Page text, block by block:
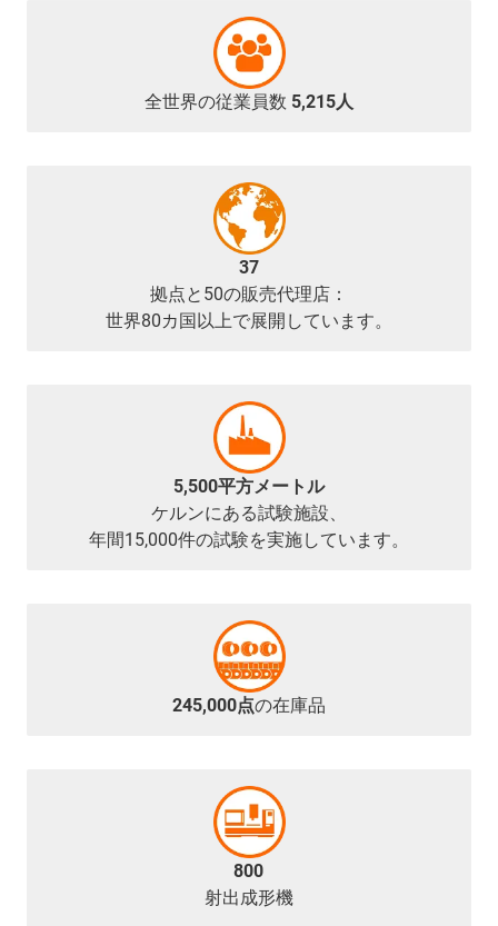
全世界の従業員数 5,215人
37
拠点と50の販売代理店：
世界80カ国以上で展開しています。
5,500平方メートル
ケルンにある試験施設、
年間15,000件の試験を実施しています。
245,000点の在庫品
800
射出成形機